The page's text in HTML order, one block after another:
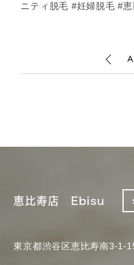
ニティ脱毛 #妊婦脱毛 #
恵比寿店 Ebisu
東京都渋谷区恵比寿南3-1-